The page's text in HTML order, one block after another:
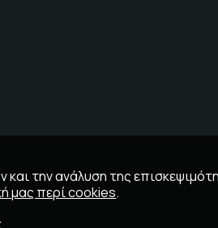
και την ανάλυση της
μας περί cookies.